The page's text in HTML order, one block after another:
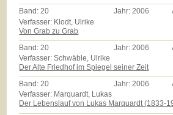
Band:20 Jahr:2006
Verfasser: Klodt, Ulrike
Von Grab zu Grab
Band: 20 Jahr: 2006
Verfasser: Schwäble, Ulrike
Der Alte Friedhof im Spiegel seiner Zeit
Band:20 Jahr:2006
Verfasser: Marquardt, Lukas
Der Lebenslauf von Lukas Marquardt (1833-